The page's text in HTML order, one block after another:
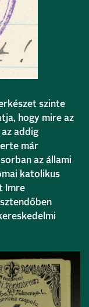
szinte
hogy mire az
addig
már
az állami
katolikus
Imre